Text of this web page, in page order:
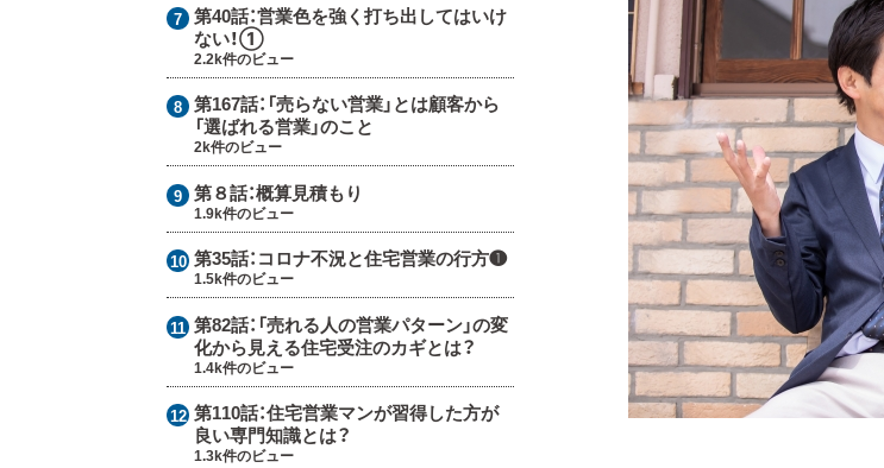
第40話：営業色を強く打ち出してはいけ
ない！①
2.2k件のビュー
第167話： 「売らない営業」とは顧客から
「選ばれる営業」のこと
2k件のビュー
第８話：概算見積もり
1.9k件のビュー
第35話：コロナ不況と住宅営業の行方❶
1.5k件のビュー
第82話： 「売れる人の営業パターン」の変
化から見える住宅受注のカギとは？
1.4k件のビュー
第110話：住宅営業マンが習得した方が
良い専門知識とは？
1.3k件のビュー